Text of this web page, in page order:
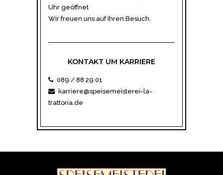
Uhr geöffnet
Wir freuen uns auf Ihren Besuch.
KONTAKT UM KARRIERE
089 / 88 29 01
karriere@speisemeisterei-la-
trattoria.de